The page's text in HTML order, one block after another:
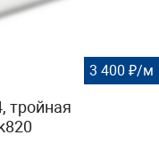
3 400 ₽/м
тройная